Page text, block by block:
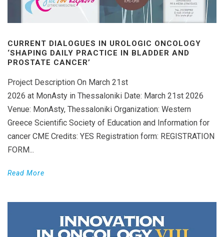
CURRENT DIALOGUES IN UROLOGIC ONCOLOGY
‘SHAPING DAILY PRACTICE IN BLADDER AND
PROSTATE CANCER’
Project Description On March 21st
2026 at MonAsty in Thessaloniki Date: March 21st 2026
Venue: MonAsty, Thessaloniki Organization: Western
Greece Scientific Society of Education and Information for
cancer CME Credits: YES Registration form: REGISTRATION
FORM...
Read More